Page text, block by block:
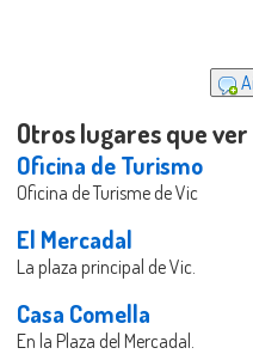
Otros lugares que ver
Oficina de Turismo
Oficina de Turisme de Vic
El Mercadal
La plaza principal de Vic.
Casa Comella
En la Plaza del Mercadal.